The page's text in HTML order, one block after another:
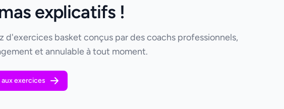
explicatifs !
d'exercices basket conçus par des coachs professionnels,
et annulable à tout moment.
exercices